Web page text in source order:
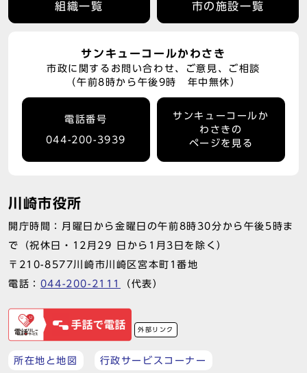
組織一覧 市の施設一覧
サンキューコールかわさき
市政に関するお問い合わせ、ご意見、ご相談
（午前8時から午後9時 年中無休）
電話番号
044-200-3939
サンキューコールか
わさきの
ページを見る
川崎市役所
開庁時間：月曜日から金曜日の午前8時30分から午後5時ま
で（祝休日・12月29 日から1月3日を除く）
〒210-8577川崎市川崎区宮本町1番地
電話： 044-200-2111 （代表）
外部リンク
所在地と地図 行政サービスコーナー